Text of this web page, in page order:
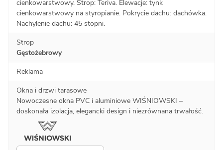
cienkowarstwowy. Strop: Teriva. Elewacje: tynk
cienkowarstwowy na styropianie. Pokrycie dachu: dachówka.
Nachylenie dachu: 45 stopni.
Strop
Gęstożebrowy
Reklama
Okna i drzwi tarasowe
Nowoczesne okna PVC i aluminiowe WIŚNIOWSKI –
doskonała izolacja, elegancki design i niezrównana trwałość.